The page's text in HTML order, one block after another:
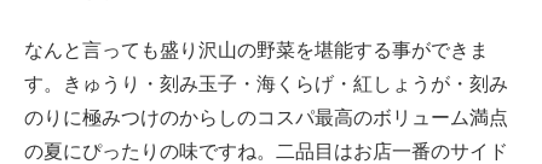
なんと言っても盛り沢山の野菜を堪能する事ができま
す。きゅうり・刻み玉子・海くらげ・紅しょうが・刻み
のりに極みつけのからしのコスパ最高のボリューム満点
の夏にぴったりの味ですね。二品目はお店一番のサイド